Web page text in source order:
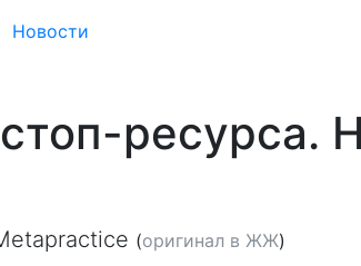
Новости
ресурса.
(оригинал в ЖЖ)